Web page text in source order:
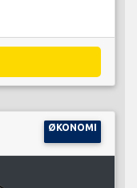
ØKONOMI